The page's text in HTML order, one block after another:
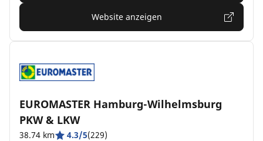
Website anzeigen
EUROMASTER Hamburg-Wilhelmsburg
PKW & LKW
38.74 km 4.3/5(229)